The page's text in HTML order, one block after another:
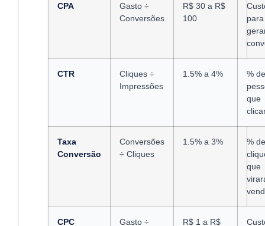
CPA
Gasto ÷
Conversões
R$ 30 a R$
100
para
CTR
Cliques ÷
Impressões
1.5% a 4%
% de
que
Taxa
Conversão
Conversões
÷ Cliques
1.5% a 3%
% de
que
CPC
Gasto ÷
R$ 1 a R$